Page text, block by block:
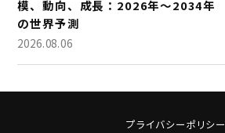
模、動向、成長：2026年～2034年
の世界予測
2026.08.06
プライバシーポリシー